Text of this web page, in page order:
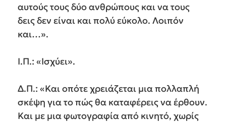
αυτούς τους δύο ανθρώπους και να τους
δεις δεν είναι και πολύ εύκολο. Λοιπόν
και…».
Ι.Π.: «Ισχύει».
Δ.Π.: «Και οπότε χρειάζεται μια πολλαπλή
σκέψη για το πώς θα καταφέρεις να έρθουν.
Και με μια φωτογραφία από κινητό, χωρίς